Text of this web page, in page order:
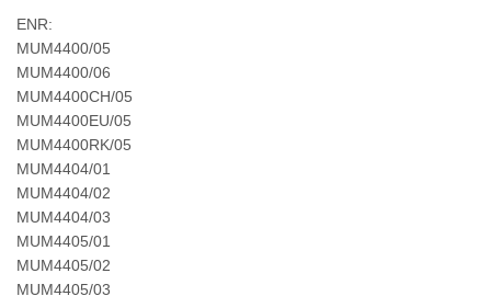
ENR:
MUM4400/05
MUM4400/06
MUM4400CH/05
MUM4400EU/05
MUM4400RK/05
MUM4404/01
MUM4404/02
MUM4404/03
MUM4405/01
MUM4405/02
MUM4405/03